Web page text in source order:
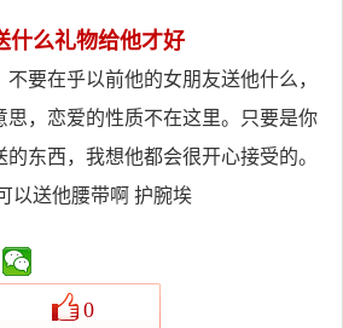
什么礼物给他才好
要在乎以前他的女朋友送他什么，
思，恋爱的性质不在这里。只要是你
东西，我想他都会很开心接受的。
以送他腰带啊 护腕埃
0